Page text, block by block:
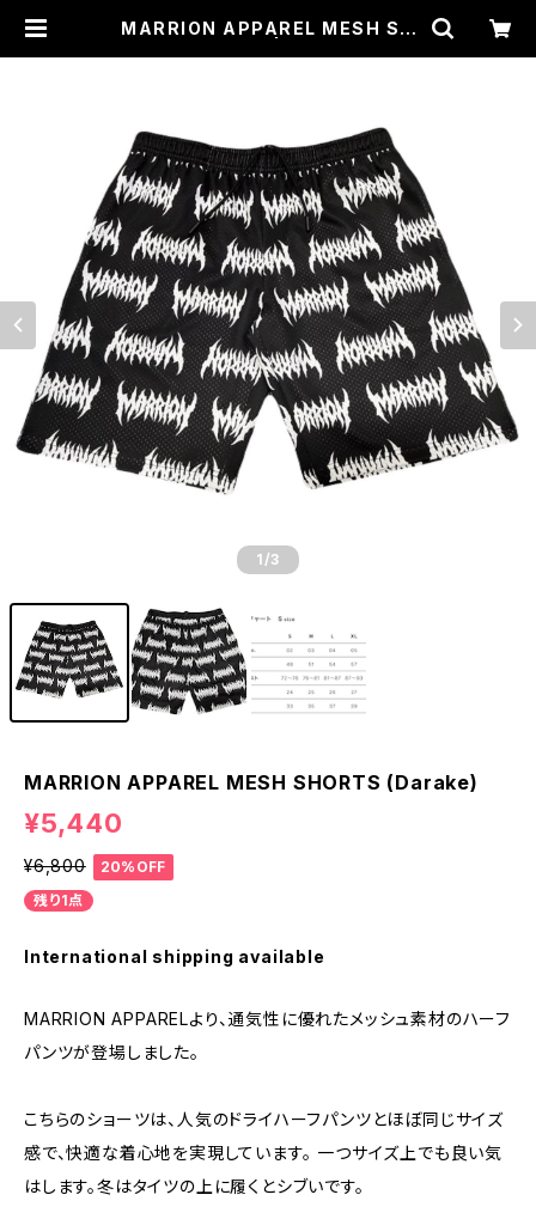
MARRION APPAREL MESH SH
1 /3
MARRION APPAREL MESH SHORTS (Darake)
¥5,440
¥6,800
20%OFF
残り1点
International shipping available
MARRION APPARELより、通気性に優れたメッシュ素材のハーフ
パンツが登場しました。
こちらのショーツは、人気のドライハーフパンツとほぼ同じサイズ
感で、快適な着心地を実現しています。 一つサイズ上でも良い気
はします。冬はタイツの上に履くとシブいです。